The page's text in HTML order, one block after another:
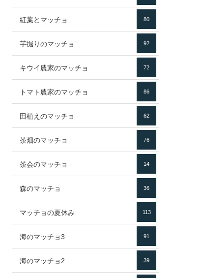
紅葉とマッチョ 80
芋掘りのマッチョ 92
キウイ農家のマッチョ 72
トマト農家のマッチョ 86
田植えのマッチョ 62
茶畑のマッチョ 76
茶会のマッチョ 14
森のマッチョ 36
マッチョの夏休み 113
海のマッチョ3 91
海のマッチョ2 39